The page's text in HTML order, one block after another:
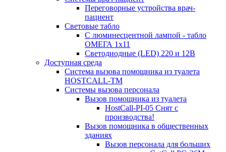
Переговорные устройства врач-
пациент
Световые табло
С люминесцентной лампой - табло
ОМЕГА 1х11
Светодиодные (LED) 220 и 12В
Доступная среда
Система вызова помощника из туалета
HOSTCALL-TM
Системы вызова персонала
Вызов помощника из туалета
HostCall-PI-05 Снят с
производства!
Вызов помощника в общественных
зданиях
Вызов персонала для больших